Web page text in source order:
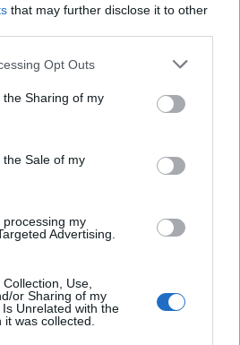
that may further disclose it to other
app uses one or more Google
usage behaviour. You may click to
Google and its third-party tags to
purposes in below Google
Opt Outs
Sharing of my
Sale of my
my
Advertising.
Use,
or Sharing of my
Unrelated with the
was collected.
Diturco